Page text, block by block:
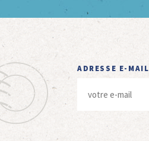
ADRESSE E-MAIL